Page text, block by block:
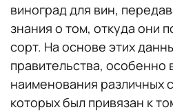
виноград для вин,
знания о том, откуда они
сорт. На основе этих
правительства, особенно
наименования различных
которых был привязан к